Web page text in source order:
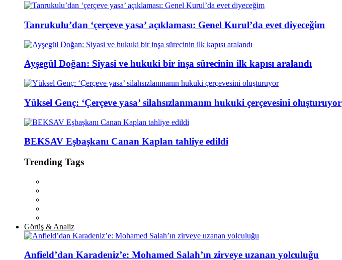
Tanrukulu’dan ‘çerçeve yasa’ açıklaması: Genel Kurul’da evet diyeceğim
Ayşegül Doğan: Siyasi ve hukuki bir inşa sürecinin ilk kapısı aralandı
Yüksel Genç: ‘Çerçeve yasa’ silahsızlanmanın hukuki çerçevesini oluşturuyor
BEKSAV Eşbaşkanı Canan Kaplan tahliye edildi
Trending Tags
Görüş & Analiz
Anfield’dan Karadeniz’e: Mohamed Salah’ın zirveye uzanan yolculuğu